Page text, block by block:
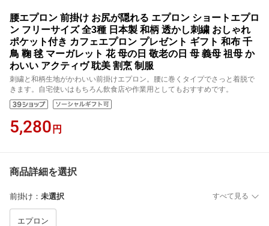
腰エプロン 前掛け お尻が隠れる エプロン ショートエプロ
ン フリーサイズ 全3種 日本製 和柄 透かし刺繍 おしゃれ
ポケット付き カフェエプロン プレゼント ギフト 和布 千
鳥 鞠 毬 マーガレット 花 母の日 敬老の日 母 義母 祖母 か
わいい アクティヴ 耽美 割烹 制服
刺繍と和柄生地がかわいい前掛けエプロン。腰に巻くタイプでさっと着脱で
きます。自宅使いはもちろん飲食店や作業用としてもおすすめです。
5,280 円
商品詳細を選択
前掛け ： 未選択 すべて見る
エプロン